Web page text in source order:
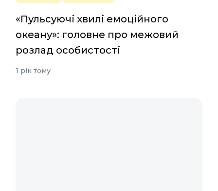
«Пульсуючі хвилі емоційного
океану»: головне про межовий
розлад особистості
1 рік тому